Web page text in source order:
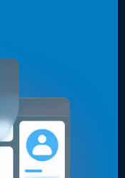
mondiale
multicanales
les développeurs
Jahia ?
choisir Jahia ?